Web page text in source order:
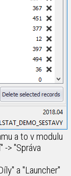
a to v modulu
> "Správa
a "Launcher"